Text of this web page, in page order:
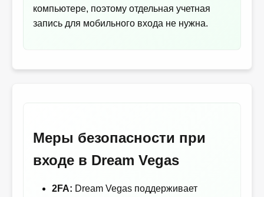
компьютере, поэтому отдельная учетная
запись для мобильного входа не нужна.
Меры безопасности при
входе в Dream Vegas
2FA: Dream Vegas поддерживает